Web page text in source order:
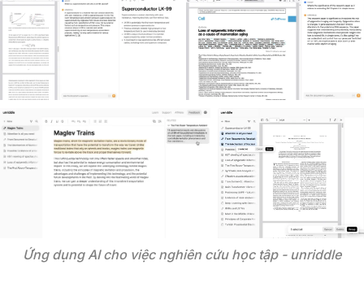
Ứng dụng AI cho việc nghiên cứu học tập - unriddle